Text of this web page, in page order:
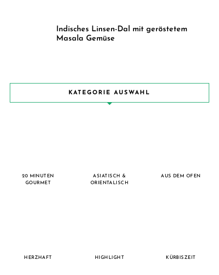
Indisches Linsen-Dal mit geröstetem
Masala Gemüse
KATEGORIE AUSWAHL
20 MINUTEN
GOURMET
ASIATISCH &
ORIENTALISCH
AUS DEM OFEN
HERZHAFT HIGHLIGHT KÜRBISZEIT